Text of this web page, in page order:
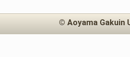
© Aoyama Gakuin